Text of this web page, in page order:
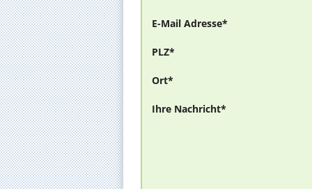
E-Mail Adresse*
PLZ*
Ort*
Ihre Nachricht*